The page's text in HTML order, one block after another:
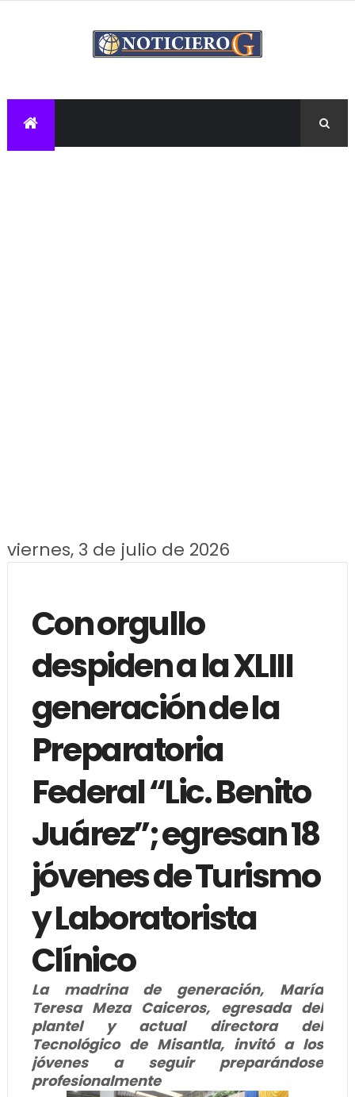
viernes, 3 de julio de 2026
Con orgullo
despiden a la XLIII
generación de la
Preparatoria
Federal “Lic. Benito
Juárez”; egresan 18
jóvenes de Turismo
y Laboratorista
Clínico
La madrina de generación, María
Teresa Meza Caiceros, egresada del
plantel y actual directora del
Tecnológico de Misantla, invitó a los
jóvenes a seguir preparándose
profesionalmente